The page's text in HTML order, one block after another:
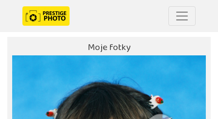
Moje fotky